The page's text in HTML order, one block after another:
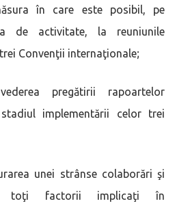
în care este posibil, pe
de activitate, la reuniunile
Convenţii internaţionale;
pregătirii rapoartelor
implementării celor trei
unei strânse colaborări şi
toţi factorii implicaţi în